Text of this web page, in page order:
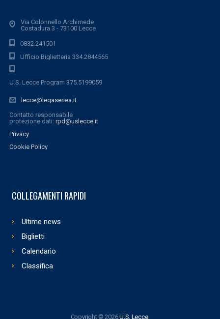
Via Colonnello Archimede
Costadura 3 - 73100 Lecce
0832.241501
Ufficio Biglietteria 334.2844565
U.S. Lecce Program 375.5199059
lecce@legaseriea.it
Contatto responsabile
protezione dati: rpd@uslecce.it
Privacy
Cookie Policy
COLLEGAMENTI RAPIDI
Ultime news
Biglietti
Calendario
Classifica
Copyright © 2026U.S. Lecce.